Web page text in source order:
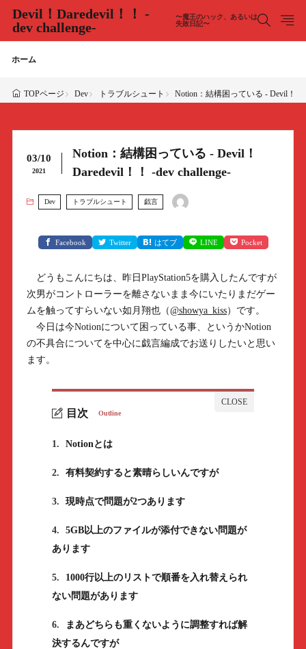
Devil！Daredevil！！ -
dev challenge-
〜魔王のハック、あるいは
失敗日記〜
ホーム
TOPページ Dev トラブルシュート Notion：結構困っている - Devil！
03/10
2021
Notion：結構困っている - Devil！
Daredevil！！ -dev challenge-
Dev トラブルシュート 戯言
Facebook Twitter はてブ LINE Pocket
どうもこんにちは、昨日PlayStation5を購入したんですが
次男がコントローラーを離さないまま今にいたりまだゲー
ムを触ってすらいない如月翔也（@showya_kiss）です。
今日は今Notionについて困っている事、というかNotion
の不具合についてを中心に戯言編成でお送りしたいと思い
ます。
目次 Outline
1. Notionとは
2. 有料契約すると素晴らしいんですが
3. 現時点で問題が2つあります
4.
5GB以上のファイルが添付できない問題が
あります
5.
1000行以上のリストで順番を入れ替えられ
ない問題があります
6.
まあどちらも重くないように調整すれば解
決するんですが